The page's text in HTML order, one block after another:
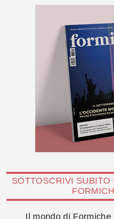
SOTTOSCRIVI SUBITO
Il mondo di